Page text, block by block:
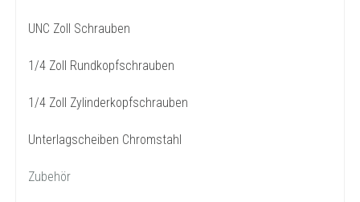
UNC Zoll Schrauben
1/4 Zoll Rundkopfschrauben
1/4 Zoll Zylinderkopfschrauben
Unterlagscheiben Chromstahl
Zubehör